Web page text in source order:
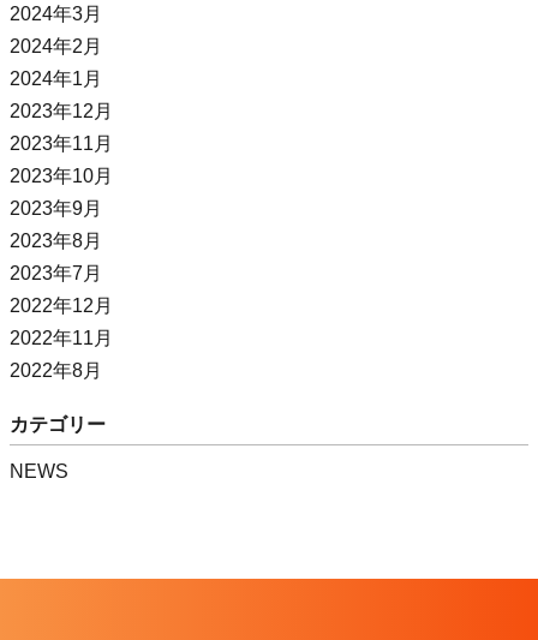
2024年3月
2024年2月
2024年1月
2023年12月
2023年11月
2023年10月
2023年9月
2023年8月
2023年7月
2022年12月
2022年11月
2022年8月
カテゴリー
NEWS